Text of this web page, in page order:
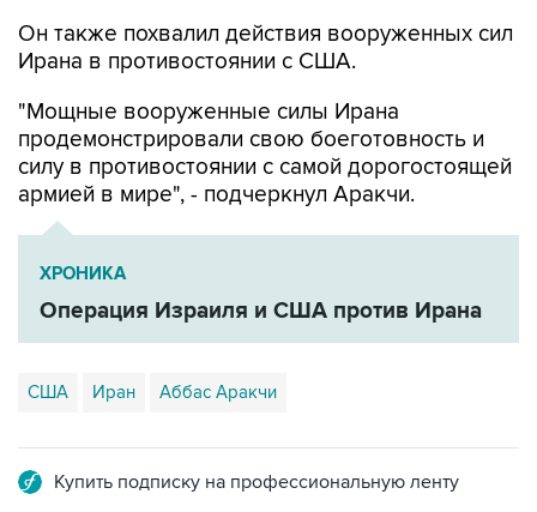
Он также похвалил действия вооруженных сил
Ирана в противостоянии с США.
"Мощные вооруженные силы Ирана
продемонстрировали свою боеготовность и
силу в противостоянии с самой дорогостоящей
армией в мире", - подчеркнул Аракчи.
ХРОНИКА
Операция Израиля и США против Ирана
США Иран Аббас Аракчи
Купить подписку на профессиональную ленту